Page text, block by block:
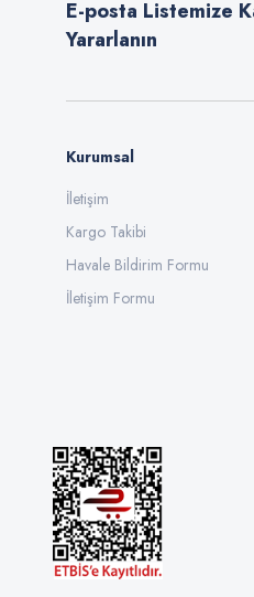
Ürün fiyatı diğer sitelerden
Bu ürüne benzer farklı
E-posta Listemize
Yararlanın
Kurumsal
İletişim
Kargo Takibi
Havale Bildirim Formu
İletişim Formu